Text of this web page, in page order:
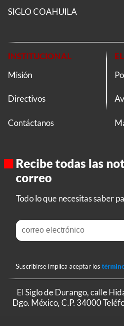
SIGLO COAHUILA
INSTITUCIONAL
Misión
Directivos
Contáctanos
Recibe todas las
correo
Todo lo que necesitas saber
Suscribirse implica aceptar los
El Siglo de Durango, calle
Dgo. México, C.P. 34000